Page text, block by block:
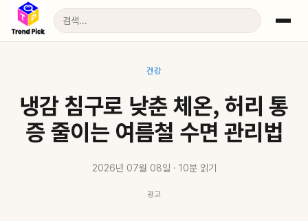
건강
냉감 침구로 낮춘 체온, 허리 통
증 줄이는 여름철 수면 관리법
2026년 07월 08일 · 10분 읽기
광고